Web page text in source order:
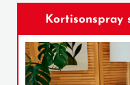
Kortisonspray